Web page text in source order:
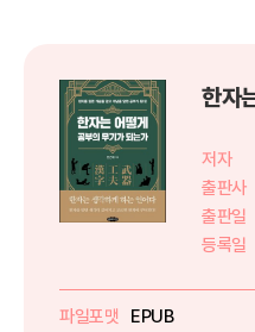
저자
출판사
출판일
등록일
파일포맷
EPUB